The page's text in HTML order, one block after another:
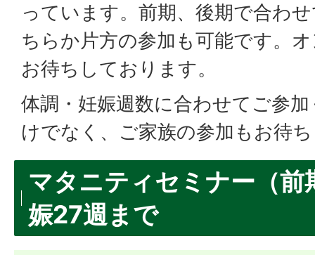
っています。前期、後期で合わ
ちらか片方の参加も可能です。
お待ちしております。
体調・妊娠週数に合わせてご参
けでなく、ご家族の参加もお待
マタニティセミナー（前
娠27週まで